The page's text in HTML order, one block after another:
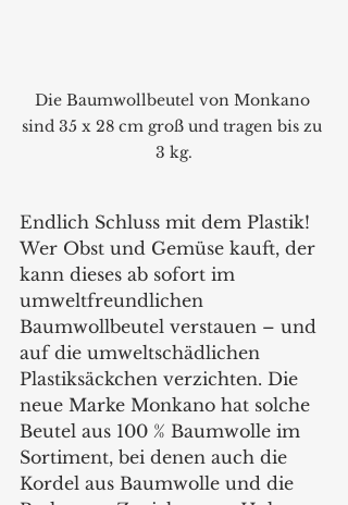
Die Baumwollbeutel von Monkano
sind 35 x 28 cm groß und tragen bis zu
3 kg.
Endlich Schluss mit dem Plastik!
Wer Obst und Gemüse kauft, der
kann dieses ab sofort im
umweltfreundlichen
Baumwollbeutel verstauen – und
auf die umweltschädlichen
Plastiksäckchen verzichten. Die
neue Marke Monkano hat solche
Beutel aus 100 % Baumwolle im
Sortiment, bei denen auch die
Kordel aus Baumwolle und die